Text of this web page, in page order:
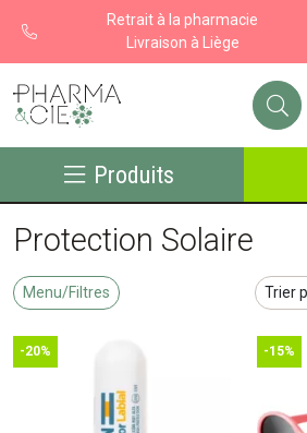
Retrait à la pharmacie
Livraison à Liège
Pharma&cie - Pharmacie des
Produits
Protection Solaire
Menu/Filtres
-20% -15%